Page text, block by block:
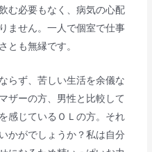
む必要もなく、病気の心配
ません。一人で個室で仕事
とも無縁です。
らず、苦しい生活を余儀な
ザーの方、男性と比較して
感じているＯＬの方。それ
かがでしょうか？私は自分